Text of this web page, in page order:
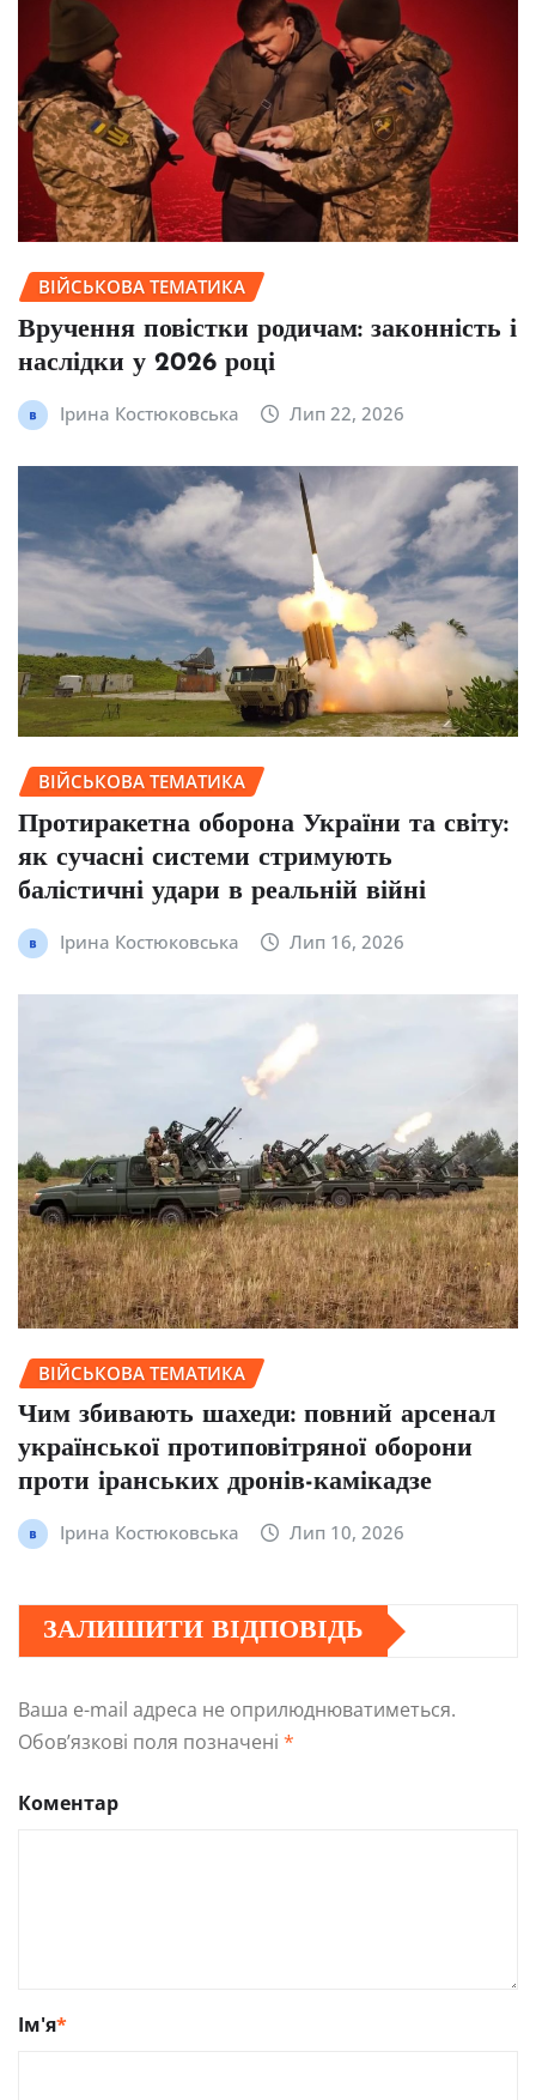
ВІЙСЬКОВА ТЕМАТИКА
Вручення повістки родичам: законність і
наслідки у 2026 році
Ірина Костюковська Лип 22, 2026
ВІЙСЬКОВА ТЕМАТИКА
Протиракетна оборона України та світу:
як сучасні системи стримують
балістичні удари в реальній війні
Ірина Костюковська Лип 16, 2026
ВІЙСЬКОВА ТЕМАТИКА
Чим збивають шахеди: повний арсенал
української протиповітряної оборони
проти іранських дронів-камікадзе
Ірина Костюковська Лип 10, 2026
ЗАЛИШИТИ ВІДПОВІДЬ
Ваша e-mail адреса не оприлюднюватиметься.
Обов’язкові поля позначені *
Коментар
Ім'я*